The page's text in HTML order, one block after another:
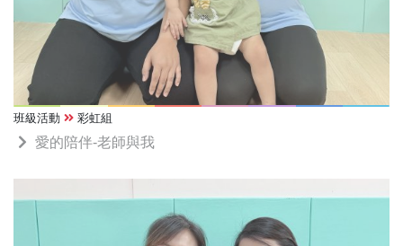
班級活動 彩虹組
愛的陪伴-老師與我